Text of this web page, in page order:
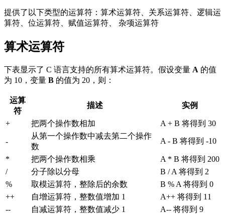
提供了以下类型的运算符：算术运算符、关系运算符、逻辑运
算符、位运算符、赋值运算符、 杂项运算符
算术运算符
下表显示了 C 语言支持的所有算术运算符。假设变量 A 的值
为 10，变量 B 的值为 20，则：
运算
符
描述 实例
+ 把两个操作数相加 A + B 将得到 30
-
从第一个操作数中减去第二个操作
数
A - B 将得到 -10
* 把两个操作数相乘
A * B 将得到 200
/
分子除以分母
B / A 将得到 2
%
取模运算符，整除后的余数
B % A 将得到 0
++
自增运算符，整数值增加 1
A++ 将得到 11
--
自减运算符，整数值减少 1 A-- 将得到 9